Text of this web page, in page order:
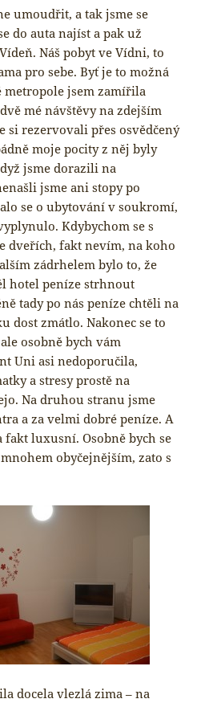
umoudřit, a tak jsme se
do auta najíst a pak už
Náš pobyt ve Vídni, to
pro sebe. Byť je to možná
metropole jsem zamířila
mé návštěvy na zdejším
si rezervovali přes osvědčený
moje pocity z něj byly
jsme dorazili na
jsme ani stopy po
se o ubytování v soukromí,
Kdybychom se s
dveřích, fakt nevím, na koho
zádrhelem bylo to, že
hotel peníze strhnout
tady po nás peníze chtěli na
dost zmátlo. Nakonec se to
osobně bych vám
Uni asi nedoporučila,
a stresy prostě na
Na druhou stranu jsme
a za velmi dobré peníze. A
fakt luxusní. Osobně bych se
obyčejnějším, zato s
docela vlezlá zima – na